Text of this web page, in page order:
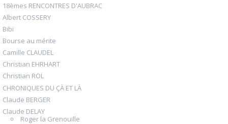
18èmes RENCONTRES D'AUBRAC
Albert COSSERY
Bibi
Bourse au mérite
Camille CLAUDEL
Christian EHRHART
Christian ROL
CHRONIQUES DU ÇÀ ET LÀ
Claude BERGER
Claude DELAY
Roger la Grenouille